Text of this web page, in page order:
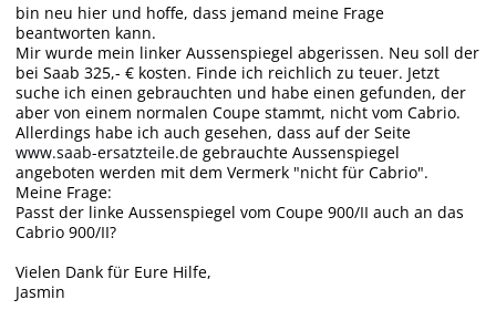
bin neu hier und hoffe, dass jemand meine Frage
beantworten kann.
Mir wurde mein linker Aussenspiegel abgerissen. Neu soll der
bei Saab 325,- € kosten. Finde ich reichlich zu teuer. Jetzt
suche ich einen gebrauchten und habe einen gefunden, der
aber von einem normalen Coupe stammt, nicht vom Cabrio.
Allerdings habe ich auch gesehen, dass auf der Seite
www.saab-ersatzteile.de gebrauchte Aussenspiegel
angeboten werden mit dem Vermerk "nicht für Cabrio".
Meine Frage:
Passt der linke Aussenspiegel vom Coupe 900/II auch an das
Cabrio 900/II?
Vielen Dank für Eure Hilfe,
Jasmin